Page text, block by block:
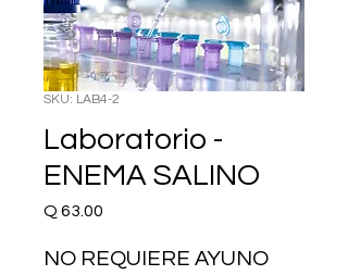
SKU: LAB4-2
Laboratorio -
ENEMA SALINO
Q 63.00
NO REQUIERE AYUNO